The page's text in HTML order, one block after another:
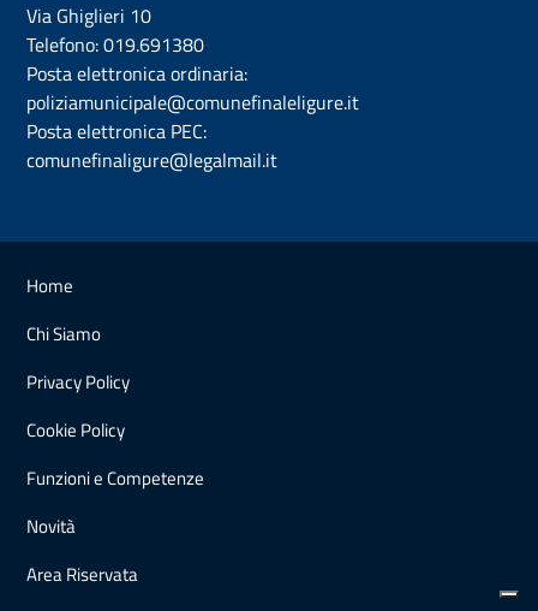
Via Ghiglieri 10
Telefono:019.691380
Posta elettronica ordinaria:
poliziamunicipale@comunefinaleligure.it
Posta elettronica PEC:
comunefinaligure@legalmail.it
Home
Chi Siamo
Privacy Policy
Cookie Policy
Funzioni e Competenze
Novità
Area Riservata